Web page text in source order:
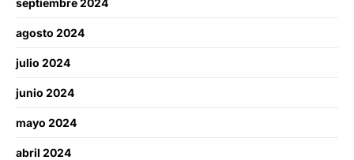
agosto 2024
julio 2024
junio 2024
mayo 2024
abril 2024